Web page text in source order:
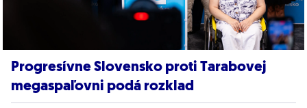
Progresívne Slovensko proti Tarabovej
megaspaľovni podá rozklad